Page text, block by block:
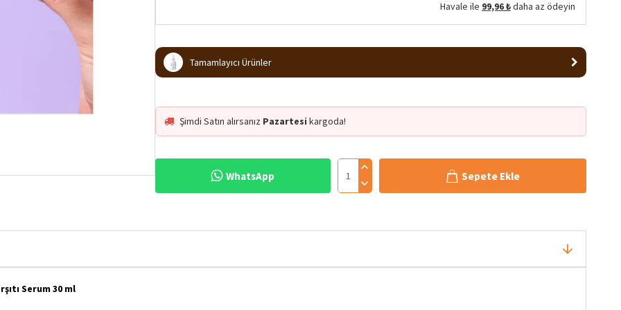
Havale ile 99,96 ₺daha az ödeyin
Tamamlayıcı Ürünler
Şimdi Satın alırsanız Pazartesi kargoda!
WhatsApp Sepete Ekle
Serum 30 ml